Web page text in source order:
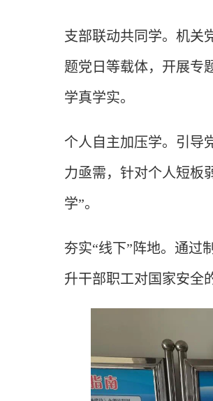
支部联动共同学。机关
题党日等载体，开展专
学真学实。
个人自主加压学。引导
力亟需，针对个人短板
学”。
夯实“线下”阵地。通过
升干部职工对国家安全